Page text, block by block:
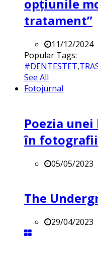
opțiunile
tratament”
11/12/2024
Popular Tags:
#DENTESTET,
See All
Fotojurnal
Poezia
în
05/05/2023
The
29/04/2023